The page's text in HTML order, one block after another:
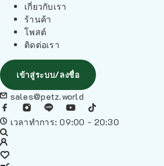
เกี่ยวกับเรา
ร้านค้า
โพสต์
ติดต่อเรา
เข้าสู่ระบบ/ลงชื่อ
sales@petz.world
เวลาทำการ: 09:00 - 20:30